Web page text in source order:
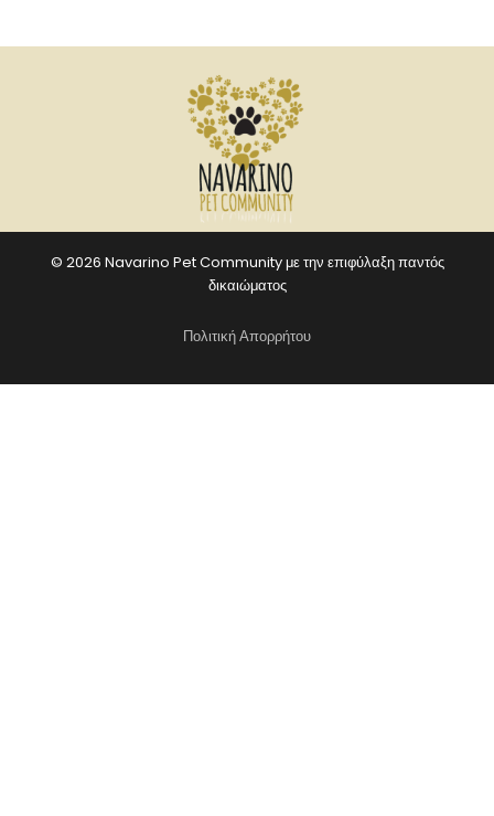
© 2026 Navarino Pet Community με την επιφύλαξη παντός
δικαιώματος
Πολιτική Απορρήτου